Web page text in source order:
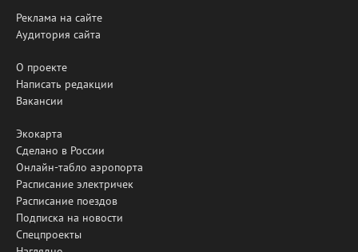
Реклама на сайте
Аудитория сайта
О проекте
Написать редакции
Вакансии
Экокарта
Сделано в России
Онлайн-табло аэропорта
Расписание электричек
Расписание поездов
Подписка на новости
Спецпроекты